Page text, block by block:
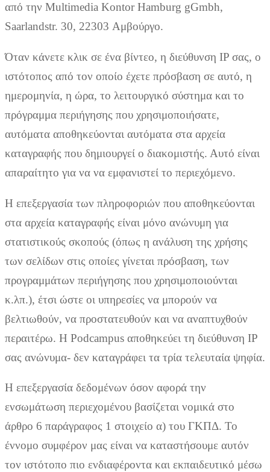
από την Multimedia Kontor Hamburg gGmbh,
Saarlandstr. 30, 22303 Αμβούργο.
Όταν κάνετε κλικ σε ένα βίντεο, η διεύθυνση IP σας, ο
ιστότοπος από τον οποίο έχετε πρόσβαση σε αυτό, η
ημερομηνία, η ώρα, το λειτουργικό σύστημα και το
πρόγραμμα περιήγησης που χρησιμοποιήσατε,
αυτόματα αποθηκεύονται αυτόματα στα αρχεία
καταγραφής που δημιουργεί ο διακομιστής. Αυτό είναι
απαραίτητο για να να εμφανιστεί το περιεχόμενο.
Η επεξεργασία των πληροφοριών που αποθηκεύονται
στα αρχεία καταγραφής είναι μόνο ανώνυμη για
στατιστικούς σκοπούς (όπως η ανάλυση της χρήσης
των σελίδων στις οποίες γίνεται πρόσβαση, των
προγραμμάτων περιήγησης που χρησιμοποιούνται
κ.λπ.), έτσι ώστε οι υπηρεσίες να μπορούν να
βελτιωθούν, να προστατευθούν και να αναπτυχθούν
περαιτέρω. Η Podcampus αποθηκεύει τη διεύθυνση IP
σας ανώνυμα- δεν καταγράφει τα τρία τελευταία ψηφία.
Η επεξεργασία δεδομένων όσον αφορά την
ενσωμάτωση περιεχομένου βασίζεται νομικά στο
άρθρο 6 παράγραφος 1 στοιχείο α) του ΓΚΠΔ. Το
έννομο συμφέρον μας είναι να καταστήσουμε αυτόν
τον ιστότοπο πιο ενδιαφέροντα και εκπαιδευτικό μέσω